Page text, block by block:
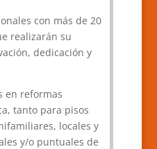
con más de 20
realizarán su
dedicación y
en reformas
tanto para pisos
locales y
y/o puntuales de